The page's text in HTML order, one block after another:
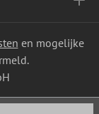
en mogelijke